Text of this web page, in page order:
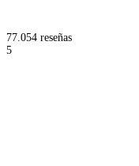
77.054 reseñas
5